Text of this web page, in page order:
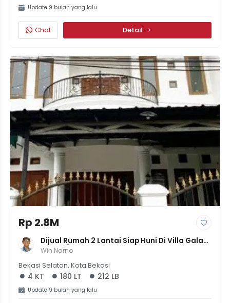
Update 9 bulan yang lalu
Chat Detail
Rp 2.8M
Dijual Rumah 2 Lantai Siap Huni Di Villa Galaxy
Bekasi [LT 180m² LB 212m²] - 3+1 KT - Rp 2,75M
Win Narno
Bekasi Selatan, Kota Bekasi
4 KT 180 LT 212 LB
Update 9 bulan yang lalu